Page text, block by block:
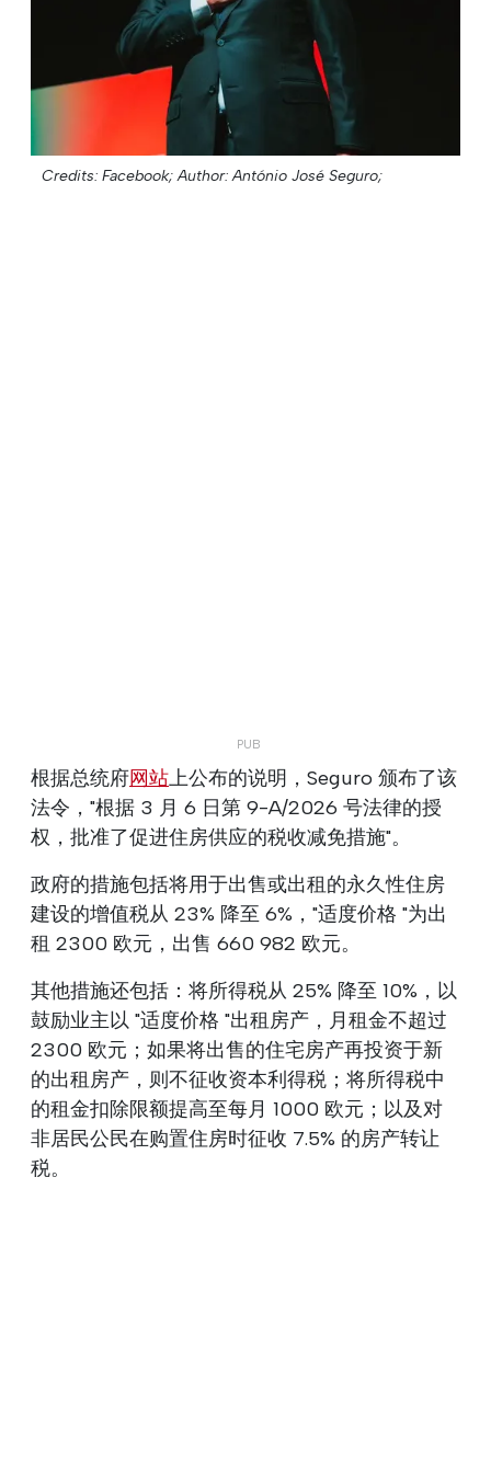
Credits: Facebook; Author: António José Seguro;
根据总统府网站上公布的说明，Seguro 颁布了该
法令，"根据 3 月 6 日第 9-A/2026 号法律的授
权，批准了促进住房供应的税收减免措施"。
政府的措施包括将用于出售或出租的永久性住房
建设的增值税从 23% 降至 6%，"适度价格 "为出
租 2300 欧元，出售 660 982 欧元。
其他措施还包括：将所得税从 25% 降至 10%，以
鼓励业主以 "适度价格 "出租房产，月租金不超过
2300 欧元；如果将出售的住宅房产再投资于新
的出租房产，则不征收资本利得税；将所得税中
的租金扣除限额提高至每月 1000 欧元；以及对
非居民公民在购置住房时征收 7.5% 的房产转让
税。